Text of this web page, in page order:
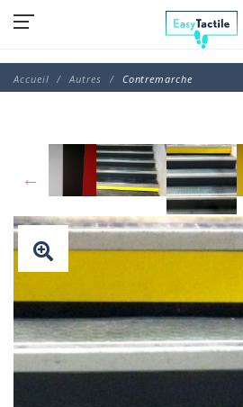
Accueil Autres Contremarche